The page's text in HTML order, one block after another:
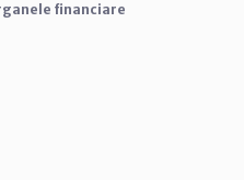
financiare